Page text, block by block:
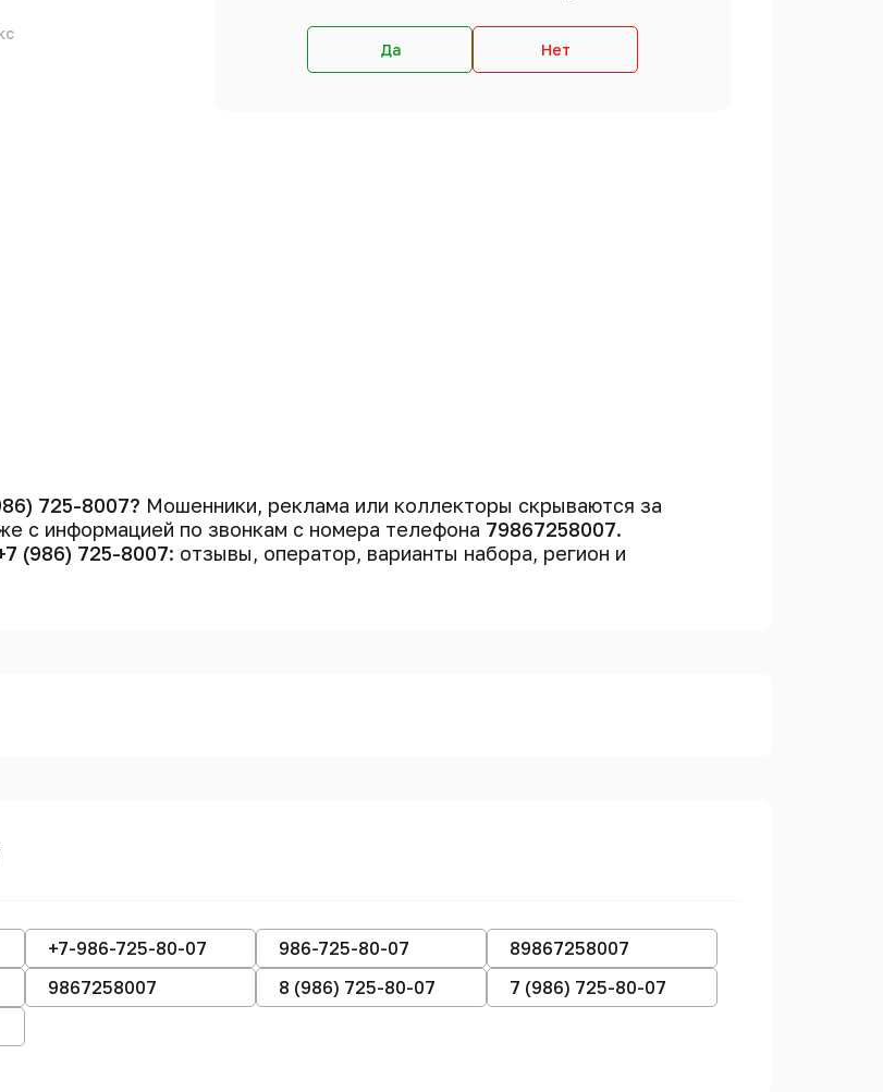
Да Нет
725-8007? Мошенники, реклама или коллекторы скрываются за
с информацией по звонкам с номера телефона 79867258007.
(986) 725-8007: отзывы, оператор, варианты набора, регион и
+7-986-725-80-07 986-725-80-07
89867258007
9867258007 8 (986) 725-80-07
7 (986) 725-80-07